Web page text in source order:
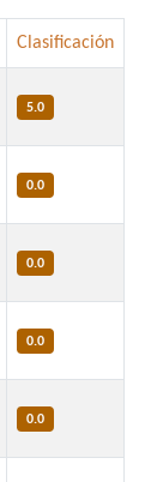
Clasificación
5.0
0.0
0.0
0.0
0.0